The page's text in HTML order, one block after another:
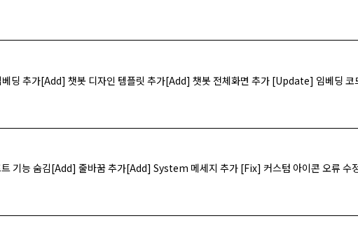
딩 추가[Add] 챗봇 디자인 템플릿 추가[Add] 챗봇 전체화면 추가 [Update] 임베딩
기능 숨김[Add] 줄바꿈 추가[Add] System 메세지 추가 [Fix] 커스텀 아이콘 오류 수